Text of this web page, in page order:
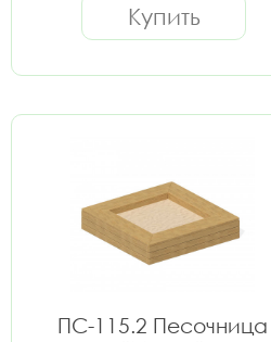
Купить
ПС-115.2 Песочница